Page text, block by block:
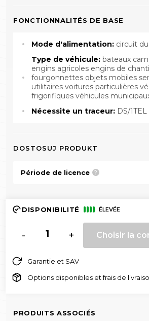
FONCTIONNALITÉS DE BASE
Mode d'alimentation: circuit
Type de véhicule: bateaux
engins agricoles engins de
fourgonnettes objets mobiles
utilitaires voitures particulières
frigorifiques véhicules
Nécessite un traceur: DS/
DOSTOSUJ PRODUKT
Période de licence ?
DISPONIBILITÉ ÉLEVÉE
- + Choisir la
Garantie et SAV
Options disponibles et frais de
PRODUITS ASSOCIÉS